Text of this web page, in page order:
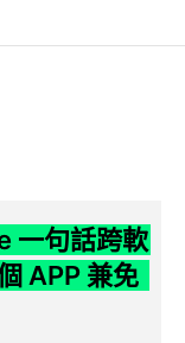
一句話跨軟
APP 兼免